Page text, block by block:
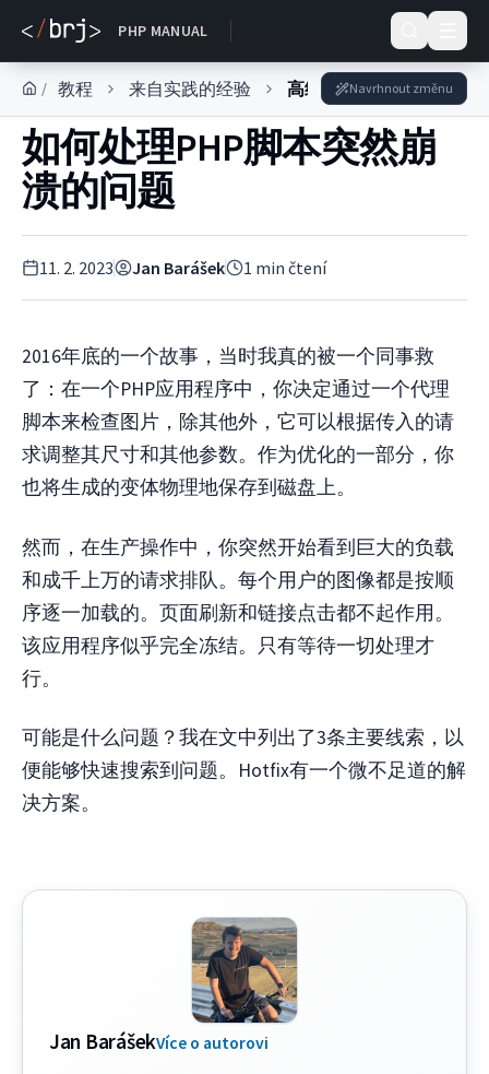
PHP MANUAL
DOKUMENTACE
/ 教程 来自实践的经验 高级开发员Navrhnout změnu
如何处理PHP脚本突然崩
溃的问题
11. 2. 2023 Jan Barášek 1 min čtení
2016年底的一个故事，当时我真的被一个同事救
了：在一个PHP应用程序中，你决定通过一个代理
脚本来检查图片，除其他外，它可以根据传入的请
求调整其尺寸和其他参数。作为优化的一部分，你
也将生成的变体物理地保存到磁盘上。
然而，在生产操作中，你突然开始看到巨大的负载
和成千上万的请求排队。每个用户的图像都是按顺
序逐一加载的。页面刷新和链接点击都不起作用。
该应用程序似乎完全冻结。只有等待一切处理才
行。
可能是什么问题？我在文中列出了3条主要线索，以
便能够快速搜索到问题。Hotfix有一个微不足道的解
决方案。
Jan BarášekVíce o autorovi